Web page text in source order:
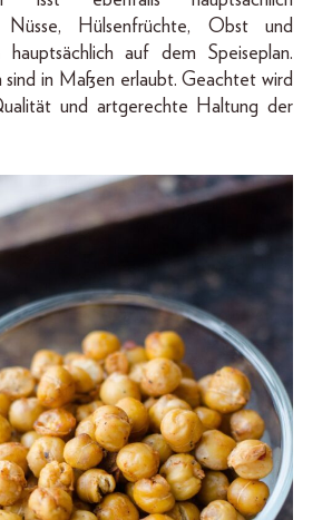
Nüsse, Hülsenfrüchte, Obst und
hauptsächlich auf dem Speiseplan.
sind in Maßen erlaubt. Geachtet wird
und artgerechte Haltung der